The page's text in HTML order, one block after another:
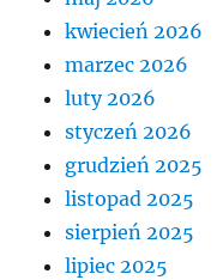
kwiecień 2026
marzec 2026
luty 2026
styczeń 2026
grudzień 2025
listopad 2025
sierpień 2025
lipiec 2025